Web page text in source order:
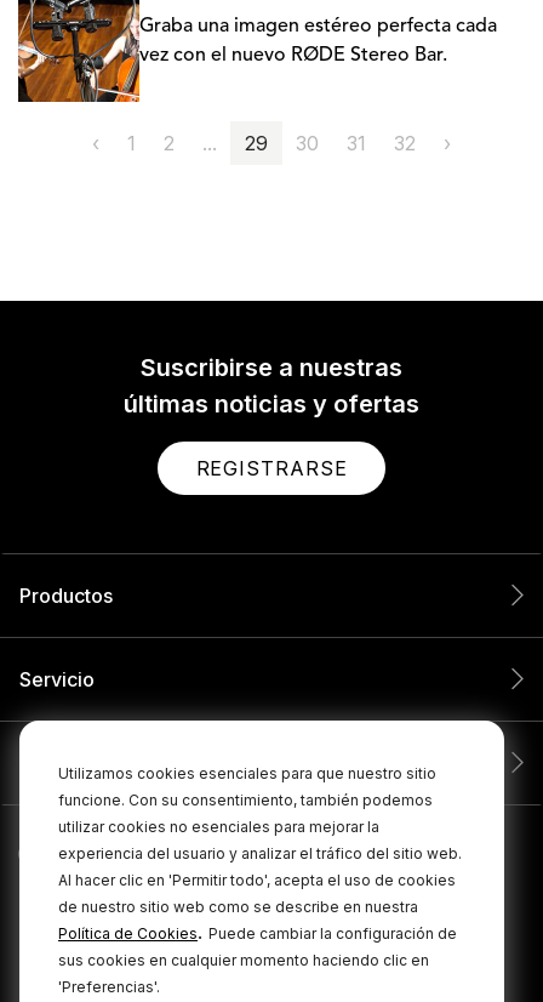
Utilizamos cookies esenciales para que nuestro sitio
funcione. Con su consentimiento, también podemos
utilizar cookies no esenciales para mejorar la
experiencia del usuario y analizar el tráfico del sitio web.
Al hacer clic en 'Permitir todo', acepta el uso de cookies
de nuestro sitio web como se describe en nuestra
Política de Cookies. Puede cambiar la configuración de
sus cookies en cualquier momento haciendo clic en
'Preferencias'.
Graba una imagen estéreo perfecta cada
vez con el nuevo RØDE Stereo Bar.
‹ 1 2 ... 29 30 31 32 ›
Suscribirse a nuestras
últimas noticias y ofertas
REGISTRARSE
Productos
Servicio
Compañía